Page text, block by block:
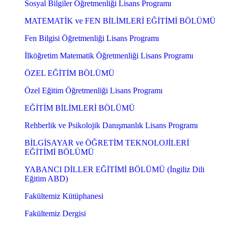
Sosyal Bilgiler Öğretmenliği Lisans Programı
MATEMATİK ve FEN BİLİMLERİ EĞİTİMİ BÖLÜMÜ
Fen Bilgisi Öğretmenliği Lisans Programı
İlköğretim Matematik Öğretmenliği Lisans Programı
ÖZEL EĞİTİM BÖLÜMÜ
Özel Eğitim Öğretmenliği Lisans Programı
EĞİTİM BİLİMLERİ BÖLÜMÜ
Rehberlik ve Psikolojik Danışmanlık Lisans Programı
BİLGİSAYAR ve ÖĞRETİM TEKNOLOJİLERİ
EĞİTİMİ BÖLÜMÜ
YABANCI DİLLER EĞİTİMİ BÖLÜMÜ (İngiliz Dili
Eğitim ABD)
Fakültemiz Kütüphanesi
Fakültemiz Dergisi